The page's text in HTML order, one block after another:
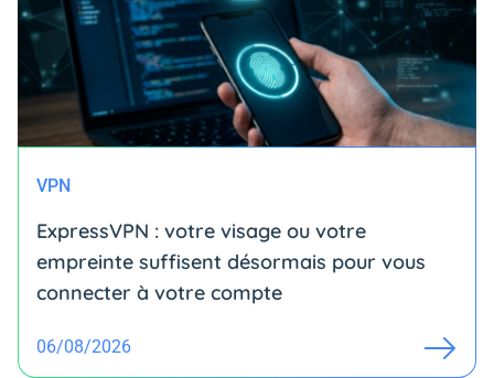
VPN
ExpressVPN : votre visage ou votre
empreinte suffisent désormais pour vous
connecter à votre compte
06/08/2026